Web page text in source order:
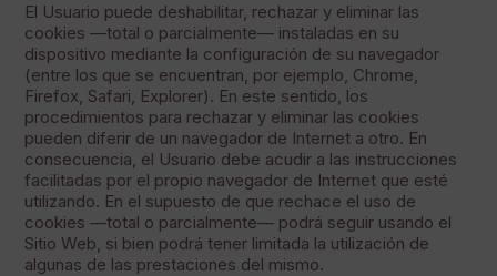
El Usuario puede deshabilitar, rechazar y eliminar las
cookies —total o parcialmente— instaladas en su
dispositivo mediante la configuración de su navegador
(entre los que se encuentran, por ejemplo, Chrome,
Firefox, Safari, Explorer). En este sentido, los
procedimientos para rechazar y eliminar las cookies
pueden diferir de un navegador de Internet a otro. En
consecuencia, el Usuario debe acudir a las instrucciones
facilitadas por el propio navegador de Internet que esté
utilizando. En el supuesto de que rechace el uso de
cookies —total o parcialmente— podrá seguir usando el
Sitio Web, si bien podrá tener limitada la utilización de
algunas de las prestaciones del mismo.